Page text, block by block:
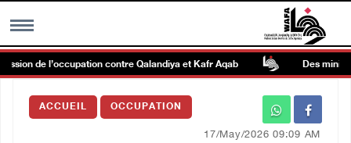
MENU
Galerie d’images
de l’occupation contre Qalandiya et Kafr Aqab Des
ACCUEIL OCCUPATION
17/May/2026 09:09 AM